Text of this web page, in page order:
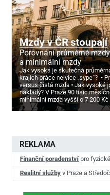
Mzdy v ČR stoupají
Porovnání průměrné
a minimální mzdy
Jak vysoká je skutečná
krajích práce nejvíce „sype“?
versus čistá mzda
Jak vysoké
náklady? V Praze 90 tisíc
minimální mzda vyšší o 7 200 Kč
REKLAMA
Finanční poradenství pro
Realitní služby v Praze a